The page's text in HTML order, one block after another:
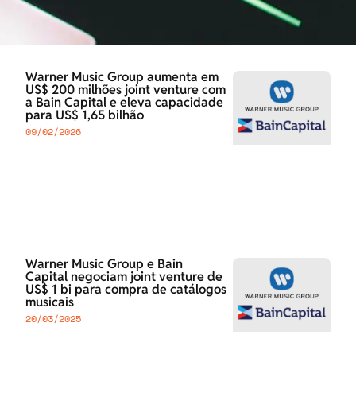
Warner Music Group aumenta em
US$ 200 milhões joint venture com
a Bain Capital e eleva capacidade
para US$ 1,65 bilhão
09/02/2026
Warner Music Group e Bain
Capital negociam joint venture de
US$ 1 bi para compra de catálogos
musicais
20/03/2025